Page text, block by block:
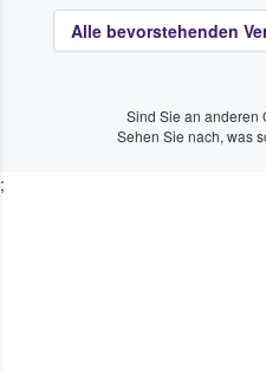
Alle bevorstehenden
Sind Sie an anderen
Sehen Sie nach, was
;